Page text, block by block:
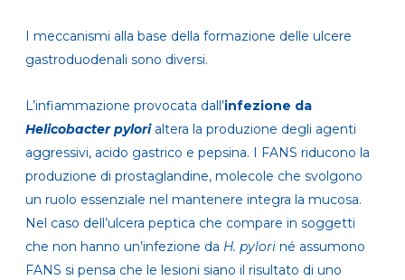
I meccanismi alla base della formazione delle ulcere
gastroduodenali sono diversi.
L’infiammazione provocata dall’infezione da
Helicobacter pylorialtera la produzione degli agenti
aggressivi, acido gastrico e pepsina. I FANS riducono la
produzione di prostaglandine, molecole che svolgono
un ruolo essenziale nel mantenere integra la mucosa.
Nel caso dell’ulcera peptica che compare in soggetti
che non hanno un’infezione da H. pylori né assumono
FANS si pensa che le lesioni siano il risultato di uno